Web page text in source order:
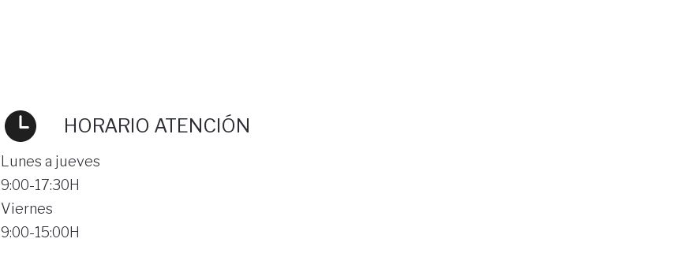
HORARIO ATENCIÓN
Lunes a jueves
9:00-17:30H
Viernes
9:00-15:00H